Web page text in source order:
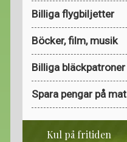
Billiga flygbiljetter
Böcker, film, musik
Billiga bläckpatroner
Spara pengar på mat
Kul på fritiden